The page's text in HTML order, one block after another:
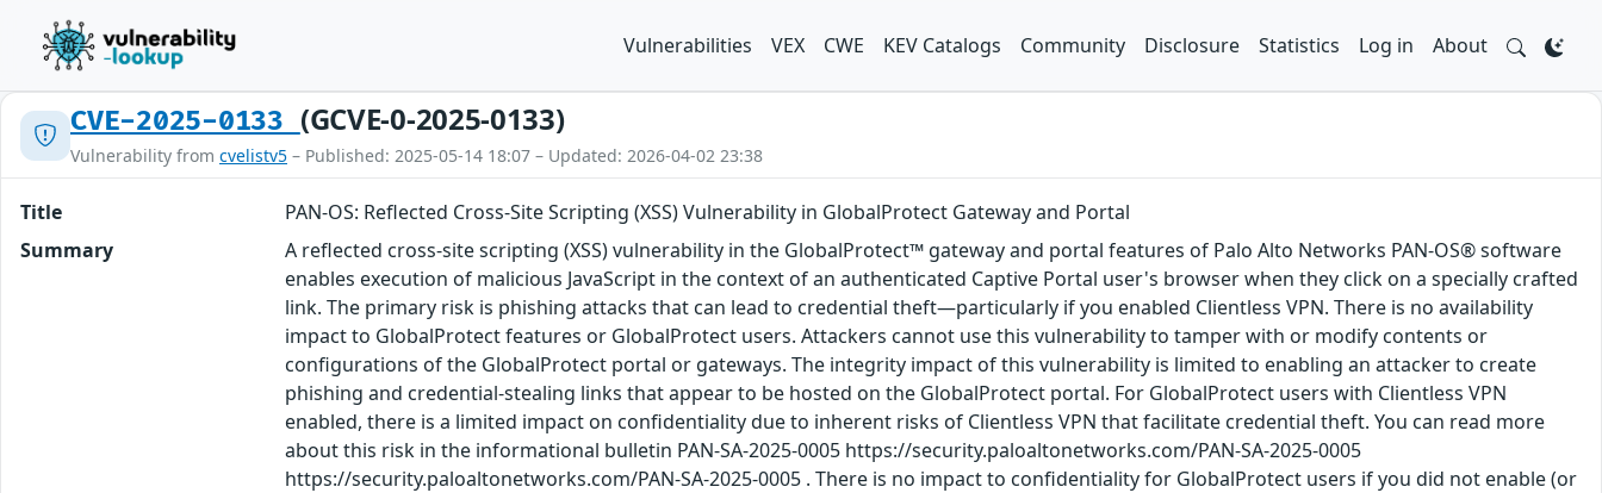
Vulnerabilities VEX CWE KEV Catalogs Community Disclosure Statistics Log in About
CVE-2025-0133 (GCVE-0-2025-0133)
Vulnerability from cvelistv5 – Published: 2025-05-14 18:07 – Updated: 2026-04-02 23:38
Title
PAN-OS: Reflected Cross-Site Scripting (XSS) Vulnerability in GlobalProtect Gateway and Portal
Summary
A reflected cross-site scripting (XSS) vulnerability in the GlobalProtect™ gateway and portal features of Palo Alto Networks PAN-OS® software
enables execution of malicious JavaScript in the context of an authenticated Captive Portal user's browser when they click on a specially crafted
link. The primary risk is phishing attacks that can lead to credential theft—particularly if you enabled Clientless VPN. There is no availability
impact to GlobalProtect features or GlobalProtect users. Attackers cannot use this vulnerability to tamper with or modify contents or
configurations of the GlobalProtect portal or gateways. The integrity impact of this vulnerability is limited to enabling an attacker to create
phishing and credential-stealing links that appear to be hosted on the GlobalProtect portal. For GlobalProtect users with Clientless VPN
enabled, there is a limited impact on confidentiality due to inherent risks of Clientless VPN that facilitate credential theft. You can read more
about this risk in the informational bulletin PAN-SA-2025-0005 https://security.paloaltonetworks.com/PAN-SA-2025-0005
https://security.paloaltonetworks.com/PAN-SA-2025-0005 . There is no impact to confidentiality for GlobalProtect users if you did not enable (or